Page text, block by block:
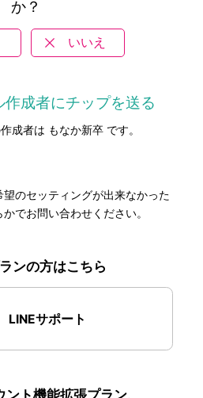
か？
いいえ
作成者にチップを送る
成者は もなか新卒 です。
のセッティングが出来なかった
でお問い合わせください。
ンの方はこちら
LINEサポート
ト機能拡張プラン、